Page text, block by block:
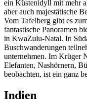
ein Küstenidyll mit mehr
aber auch majestätische
Vom Tafelberg gibt es
fantastische Panoramen
in KwaZulu-Natal. In
Buschwanderungen
unternehmen. Im Krüger
Elefanten, Nashörnern,
beobachten, ist ein ganz
Indien